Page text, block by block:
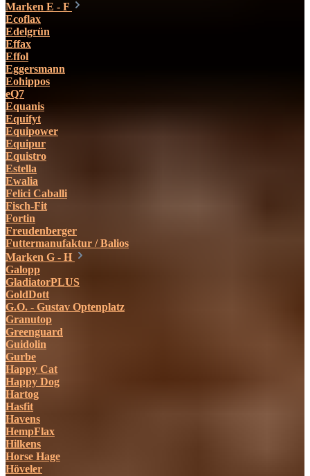
Marken E - F
Ecoflax
Edelgrün
Effax
Effol
Eggersmann
Eohippos
eQ7
Equanis
Equifyt
Equipower
Equipur
Equistro
Estella
Ewalia
Felici Caballi
Fisch-Fit
Fortin
Freudenberger
Futtermanufaktur / Balios
Marken G - H
Galopp
GladiatorPLUS
GoldDott
G.O. - Gustav Optenplatz
Granutop
Greenguard
Guidolin
Gurbe
Happy Cat
Happy Dog
Hartog
Hasfit
Havens
HempFlax
Hilkens
Horse Hage
Höveler